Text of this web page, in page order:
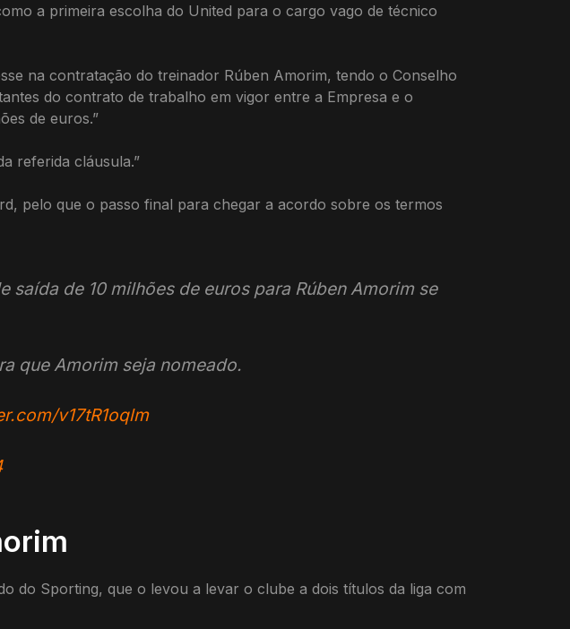
a primeira escolha do United para o cargo vago de técnico
na contratação do treinador Rúben Amorim, tendo o Conselho
do contrato de trabalho em vigor entre a Empresa e o
de euros.”
referida cláusula.”
pelo que o passo final para chegar a acordo sobre os termos
saída de 10 milhões de euros para Rúben Amorim se
que Amorim seja nomeado.
v17tR1oqlm
do Sporting, que o levou a levar o clube a dois títulos da liga com